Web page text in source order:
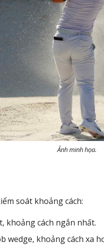
Ảnh minh họa.
soát khoảng cách:
khoảng cách ngắn nhất.
wedge, khoảng cách xa